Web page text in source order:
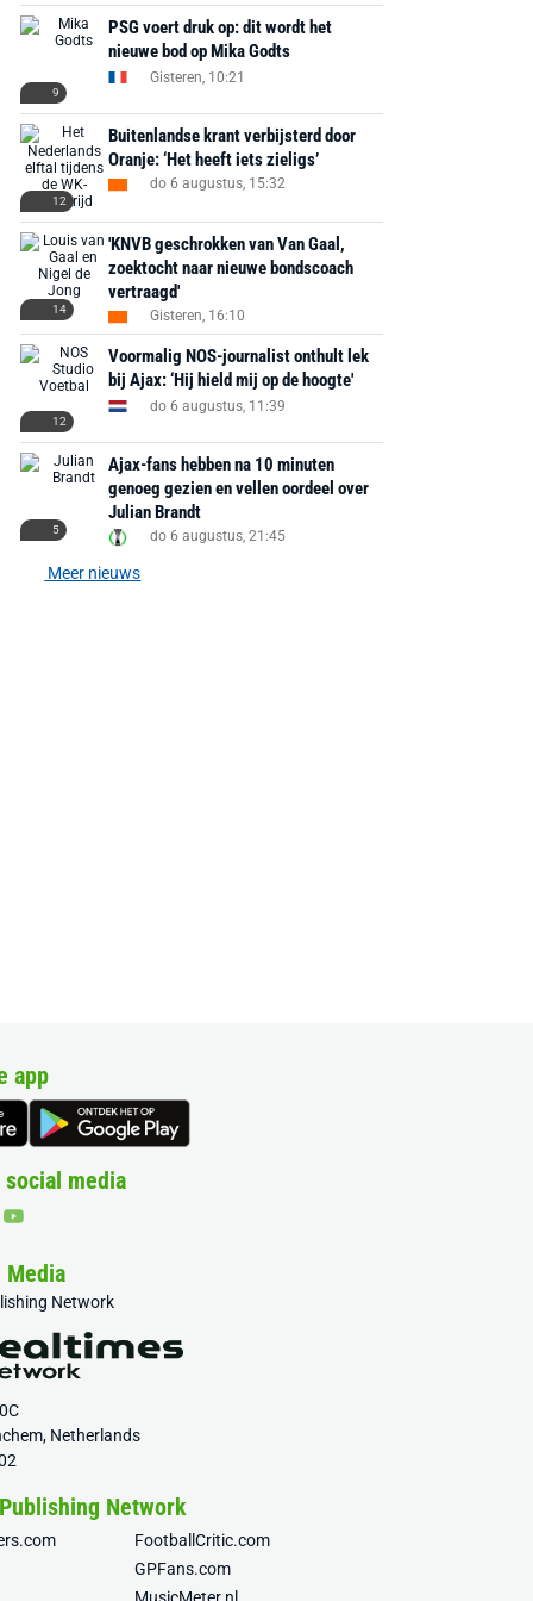
Bekijk deal Bekijk deal
9
PSG voert druk op: dit wordt het
nieuwe bod op Mika Godts
Gisteren, 10:21
12
Buitenlandse krant verbijsterd door
Oranje: ‘Het heeft iets zieligs’
do 6 augustus, 15:32
14
'KNVB geschrokken van Van Gaal,
zoektocht naar nieuwe bondscoach
vertraagd'
Gisteren, 16:10
12
Voormalig NOS-journalist onthult lek
bij Ajax: ‘Hij hield mij op de hoogte'
do 6 augustus, 11:39
5
Ajax-fans hebben na 10 minuten
genoeg gezien en vellen oordeel over
Julian Brandt
do 6 augustus, 21:45
Meer nieuws
app
media
Media
Network
Netherlands
Network
FootballCritic.com
GPFans.com